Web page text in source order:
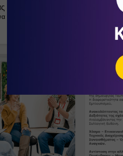
(Αττική)